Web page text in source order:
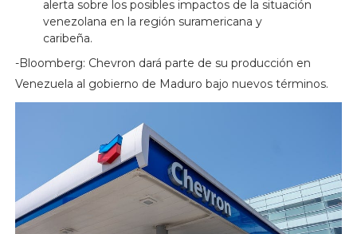
alerta sobre los posibles impactos de la situación
venezolana en la región suramericana y
caribeña.
-Bloomberg: Chevron dará parte de su producción en
Venezuela al gobierno de Maduro bajo nuevos términos.